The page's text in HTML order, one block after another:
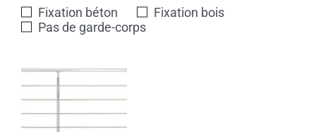
Fixation béton
Fixation bois
Pas de garde-corps